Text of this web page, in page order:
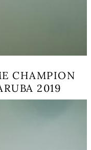
CHAMPION
2019